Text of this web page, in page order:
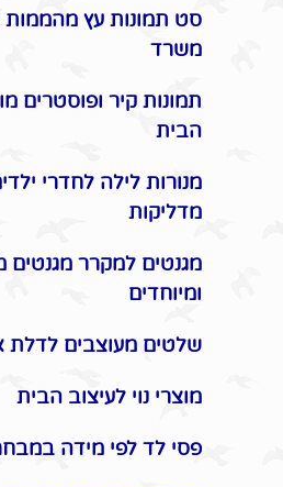
סט תמונות עץ מהממות
משרד
תמונות קיר ופוסטרים
הבית
מנורות לילה לחדרי
מדליקות
מגנטים למקרר מגנטים
ומיוחדים
שלטים מעוצבים לדלת
מוצרי נוי לעיצוב הבית
פסי לד לפי מידה